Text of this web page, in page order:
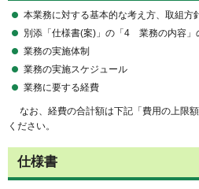
本業務に対する基本的な考え方、取組方
別添「仕様書(案)」の「4 業務の内容」
業務の実施体制
業務の実施スケジュール
業務に要する経費
なお、経費の合計額は下記「費用の上限
ください。
仕様書